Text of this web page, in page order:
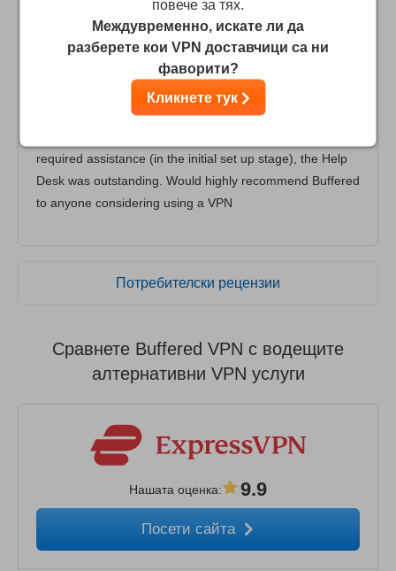
Don Bartlem
I considered a number of VPN's before going with
Buffered which I find excellent.
required assistance (in the initial set up stage), the Help
Desk was outstanding. Would highly recommend Buffered
to anyone considering using a VPN
Потребителски рецензии
Сравнете Buffered VPN с водещите
алтернативни VPN услуги
Нашата оценка: 9.9
Посети сайта
повече за тях.
Междувременно, искате ли да
разберете кои VPN доставчици са ни
фаворити?
Кликнете тук